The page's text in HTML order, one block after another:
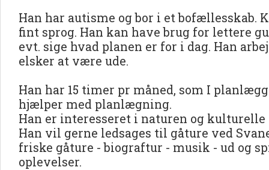
Han har autisme og bor i et bofællesskab.
fint sprog. Han kan have brug for lettere
evt. sige hvad planen er for i dag. Han
elsker at være ude.
Han har 15 timer pr måned, som I
hjælper med planlægning.
Han er interesseret i naturen og kulturelle
Han vil gerne ledsages til gåture ved
friske gåture - biograftur - musik - ud og
oplevelser.